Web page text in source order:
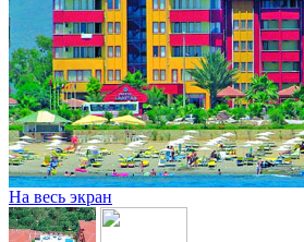
На весь экран